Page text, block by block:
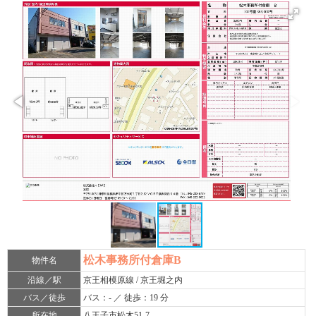
物件名 松木事務所付倉庫B
沿線／駅
京王相模原線 / 京王堀之内
バス／徒歩
バス：- ／ 徒歩：19 分